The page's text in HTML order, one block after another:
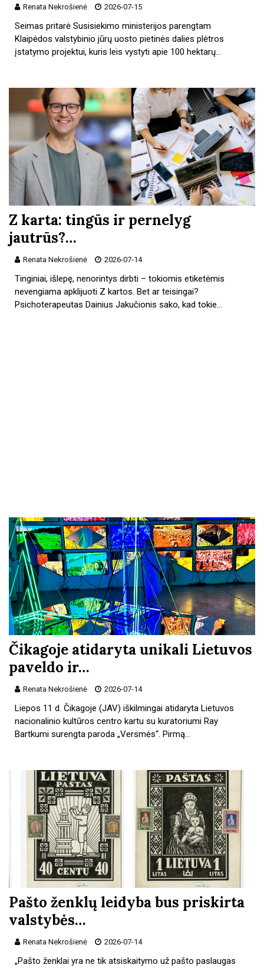
Renata Nekrošienė 2026-07-15
Seimas pritarė Susisiekimo ministerijos parengtam
Klaipėdos valstybinio jūrų uosto pietinės dalies plėtros
įstatymo projektui, kuris leis vystyti apie 100 hektarų…
Z karta: tingūs ir pernelyg
jautrūs?…
Renata Nekrošienė 2026-07-14
Tinginiai, išlepę, nenorintys dirbti – tokiomis etiketėmis
nevengiama apklijuoti Z kartos. Bet ar teisingai?
Psichoterapeutas Dainius Jakučionis sako, kad tokie…
Čikagoje atidaryta unikali Lietuvos
paveldo ir…
Renata Nekrošienė 2026-07-14
Liepos 11 d. Čikagoje (JAV) iškilmingai atidaryta Lietuvos
nacionalinio kultūros centro kartu su kuratoriumi Ray
Bartkumi surengta paroda „Versmės“. Pirmą…
Pašto ženklų leidyba bus priskirta
valstybės…
Renata Nekrošienė 2026-07-14
„Pašto ženklai yra ne tik atsiskaitymo už pašto paslaugas